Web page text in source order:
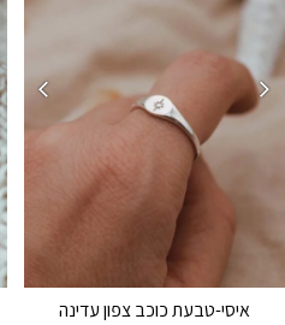
איסי-טבעת כוכב צפון עדינה